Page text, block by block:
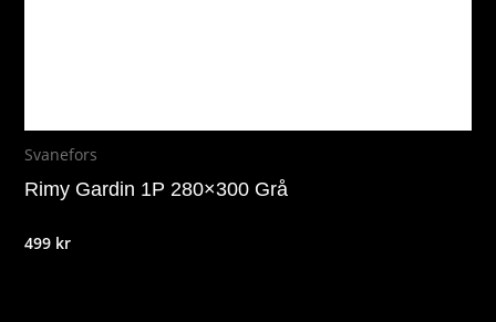
Svanefors
Rimy Gardin 1P 280×300 Grå
499 kr